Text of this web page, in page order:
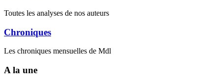
Toutes les analyses de nos auteurs
Chroniques
Les chroniques mensuelles de Mdl
A la une